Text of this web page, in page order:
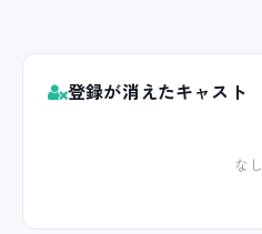
登録が消えたキャスト
なし